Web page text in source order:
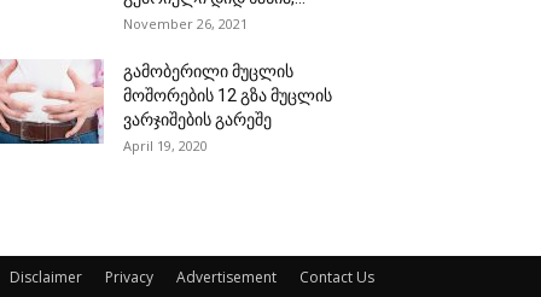
November 26, 2021
გამობერილი მუცლის
მოშორების 12 გზა მუცლის
ვარჯიშების გარეშე
April 19, 2020
Disclaimer Privacy Advertisement Contact Us